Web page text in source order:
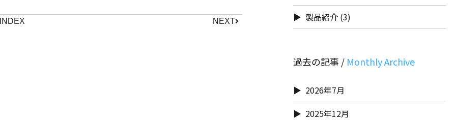
NEXT
製品紹介 (3)
過去の記事 /
2026年7月
2025年12月